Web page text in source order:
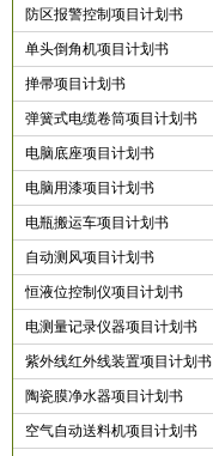
防区报警控制项目计划书
单头倒角机项目计划书
掸帚项目计划书
弹簧式电缆卷筒项目计划书
电脑底座项目计划书
电脑用漆项目计划书
电瓶搬运车项目计划书
自动测风项目计划书
恒液位控制仪项目计划书
电测量记录仪器项目计划书
紫外线红外线装置项目计划书
陶瓷膜净水器项目计划书
空气自动送料机项目计划书